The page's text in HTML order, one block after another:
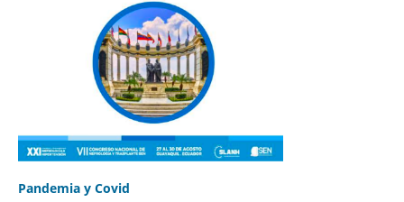
Pandemia y Covid